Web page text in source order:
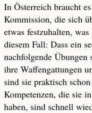
In Österreich braucht
Kommission, die sich
etwas festzuhalten,
diesem Fall: Dass ein
nachfolgende
ihre Waffengattungen
sind sie praktisch
Kompetenzen, die sie
haben, sind schnell